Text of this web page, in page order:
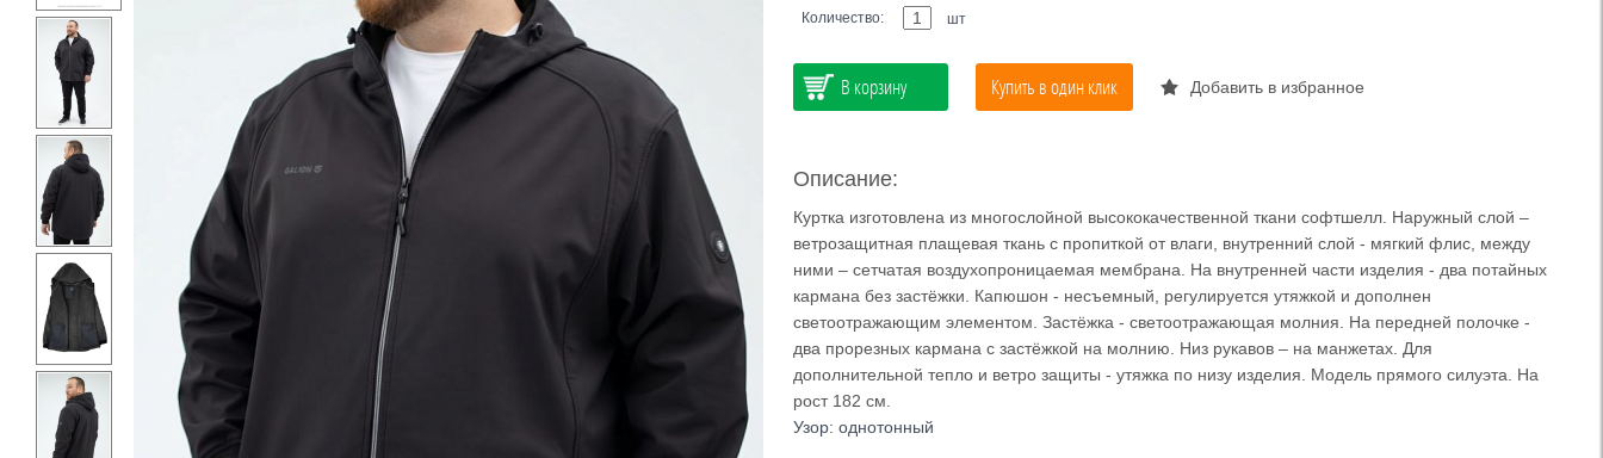
Количество: шт
В корзину Купить в один клик Добавить в избранное
Описание:
Куртка изготовлена из многослойной высококачественной ткани софтшелл. Наружный слой –
ветрозащитная плащевая ткань с пропиткой от влаги, внутренний слой - мягкий флис, между
ними – сетчатая воздухопроницаемая мембрана. На внутренней части изделия - два потайных
кармана без застёжки. Капюшон - несъемный, регулируется утяжкой и дополнен
светоотражающим элементом. Застёжка - светоотражающая молния. На передней полочке -
два прорезных кармана с застёжкой на молнию. Низ рукавов – на манжетах. Для
дополнительной тепло и ветро защиты - утяжка по низу изделия. Модель прямого силуэта. На
рост 182 см.
Узор: однотонный